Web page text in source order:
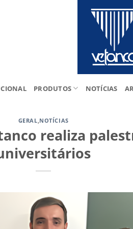
PRODUTOS NOTÍCIAS
GERAL,NOTÍCIAS
realiza